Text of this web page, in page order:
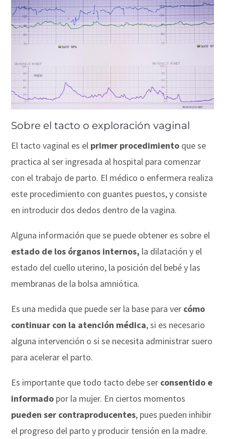
Sobre el tacto o exploración vaginal
El tacto vaginal es el primer procedimiento que se
practica al ser ingresada al hospital para comenzar
con el trabajo de parto. El médico o enfermera realiza
este procedimiento con guantes puestos, y consiste
en introducir dos dedos dentro de la vagina.
Alguna información que se puede obtener es sobre el
estado de los órganos internos, la dilatación y el
estado del cuello uterino, la posición del bebé y las
membranas de la bolsa amniótica.
Es una medida que puede ser la base para ver cómo
continuar con la atención médica, si es necesario
alguna intervención o si se necesita administrar suero
para acelerar el parto.
Es importante que todo tacto debe ser consentido e
informado por la mujer. En ciertos momentos
pueden ser contraproducentes, pues pueden inhibir
el progreso del parto y producir tensión en la madre.